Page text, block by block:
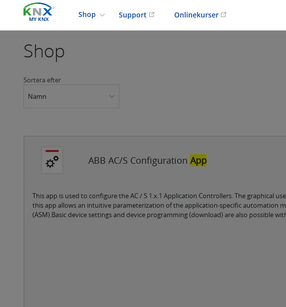
MY KNX
Shop Support Onlinekurser
Shop
Sortera efter
Namn
ABB AC/S ConfigurationApp
This app is used to configure the AC / S 1.x.1 Application Controllers. The graphical
this app allows an intuitive parameterization of the application-specific automation
(ASM).Basic device settings and device programming (download) are also possible